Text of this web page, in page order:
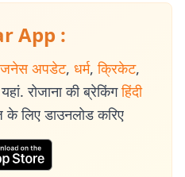
App :
अपडेट, धर्म, क्रिकेट,
रोजाना की ब्रेकिंग हिंदी
लिए डाउनलोड करिए